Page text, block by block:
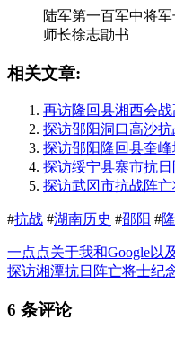
陆军第一百军中将
师长徐志勖书
相关文章:
再访隆回县湘西会
探访邵阳洞口高沙
探访邵阳隆回县奎峰
探访绥宁县寨市抗
探访武冈市抗战阵
#抗战 #湖南历史 #邵阳 #
一点点关于我和Google以
探访湘潭抗日阵亡将士纪
6 条评论